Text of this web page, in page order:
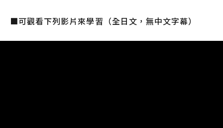
■可觀看下列影片來學習（全日文，無中文字幕）